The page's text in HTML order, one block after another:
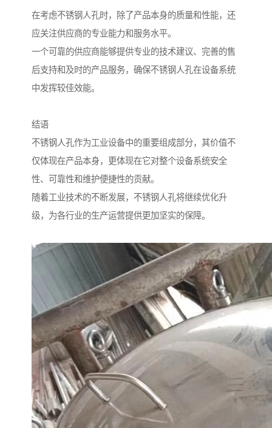
在考虑不锈钢人孔时，除了产品本身的质量和性能，还
应关注供应商的专业能力和服务水平。
一个可靠的供应商能够提供专业的技术建议、完善的售
后支持和及时的产品服务，确保不锈钢人孔在设备系统
中发挥较佳效能。
结语
不锈钢人孔作为工业设备中的重要组成部分，其价值不
仅体现在产品本身，更体现在它对整个设备系统安全
性、可靠性和维护便捷性的贡献。
随着工业技术的不断发展，不锈钢人孔将继续优化升
级，为各行业的生产运营提供更加坚实的保障。